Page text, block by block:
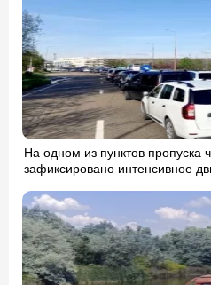
На одном из пунктов пропуска
зафиксировано интенсивное